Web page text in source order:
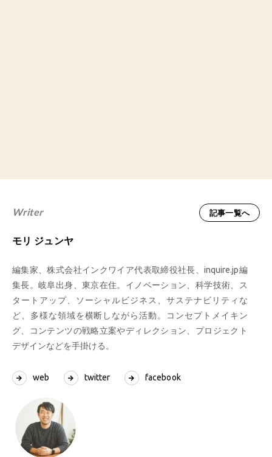
Writer
モリ ジュンヤ
記事一覧へ
編集家、株式会社インクワイア代表取締役社長、inquire.jp編
集長。岐阜出身、東京在住。イノベーション、科学技術、ス
タートアップ、ソーシャルビジネス、サステナビリティな
ど、多様な領域を横断しながら活動。コンセプトメイキン
グ、コンテンツの戦略立案やディレクション、プロジェクト
デザインなどを手掛ける。
web twitter facebook